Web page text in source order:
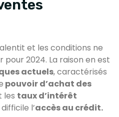
et les conditions ne
2024. La raison en est
actuels, caractérisés
pouvoir d’achat des
les taux d’intérêt
l’accès au crédit.